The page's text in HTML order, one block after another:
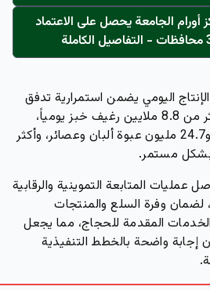
أورام الجامعة يحصل على الاعتماد
اليومي يضمن استمرارية تدفق
السلع، حيث يتم إنتاج أكثر من 8.8 ملايين رغيف خبز يومياً،
و32.6 مليون عبوة مياه، و24.7 مليون عبوة ألبان وعصائر، وأكثر
عمليات المتابعة التموينية والرقابية
لضمان وفرة السلع والمنتجات
المقدمة للحجاج، مما يجعل
إجابة واضحة بالخطط التنفيذية